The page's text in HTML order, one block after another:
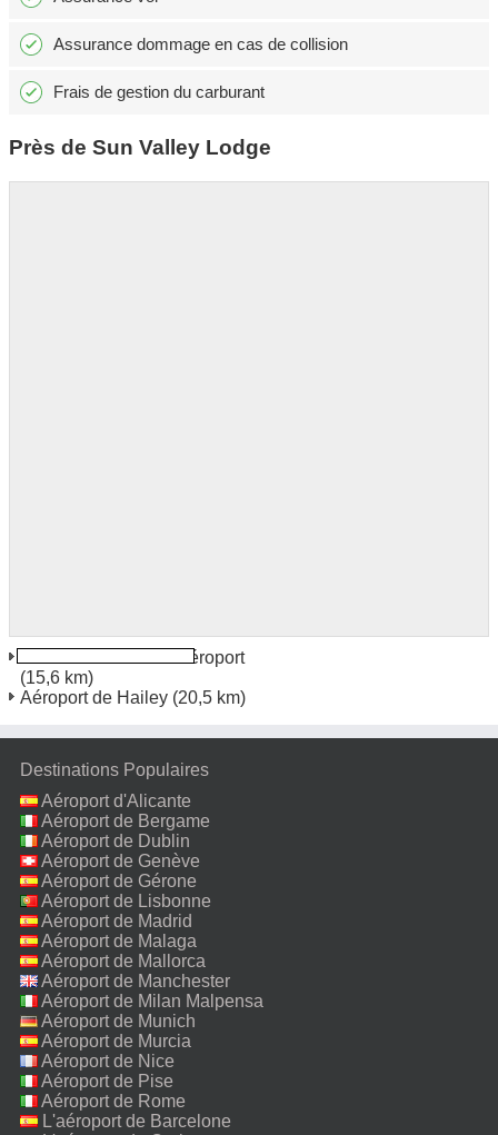
Assurance dommage en cas de collision
Frais de gestion du carburant
Près de Sun Valley Lodge
Friedman Memorial Aéroport
(15,6 km)
Aéroport de Hailey (20,5 km)
Destinations Populaires
Aéroport d'Alicante
Aéroport de Bergame
Aéroport de Dublin
Aéroport de Genève
Aéroport de Gérone
Aéroport de Lisbonne
Aéroport de Madrid
Aéroport de Malaga
Aéroport de Mallorca
Aéroport de Manchester
Aéroport de Milan Malpensa
Aéroport de Munich
Aéroport de Murcia
Aéroport de Nice
Aéroport de Pise
Aéroport de Rome
Fiumicino
L'aéroport de Barcelone